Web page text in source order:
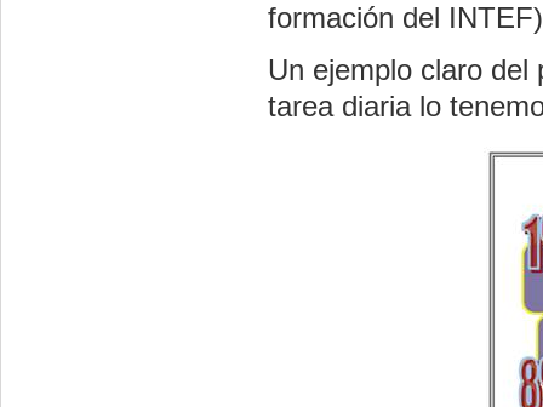
formación del
Un ejemplo claro del
tarea diaria lo